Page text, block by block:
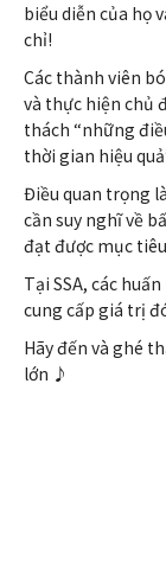
biểu diễn của họ
chỉ!
Các thành viên
và thực hiện chủ
thách “những
thời gian hiệu
Điều quan trọng
cần suy nghĩ về
đạt được mục
Tại SSA, các
cung cấp giá trị
Hãy đến và ghé
lớn ♪